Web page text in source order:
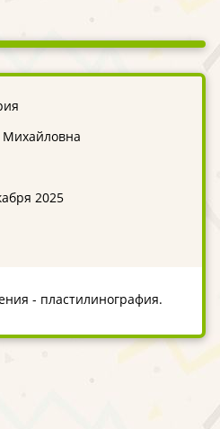
2025
- пластилинография.